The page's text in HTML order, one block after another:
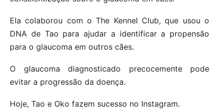
Ela colaborou com o The Kennel Club, que usou o
DNA de Tao para ajudar a identificar a propensão
para o glaucoma em outros cães.
O glaucoma diagnosticado precocemente pode
evitar a progressão da doença.
Hoje, Tao e Oko fazem sucesso no Instagram.